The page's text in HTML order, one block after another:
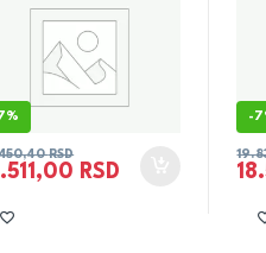
RSD
RSD
-